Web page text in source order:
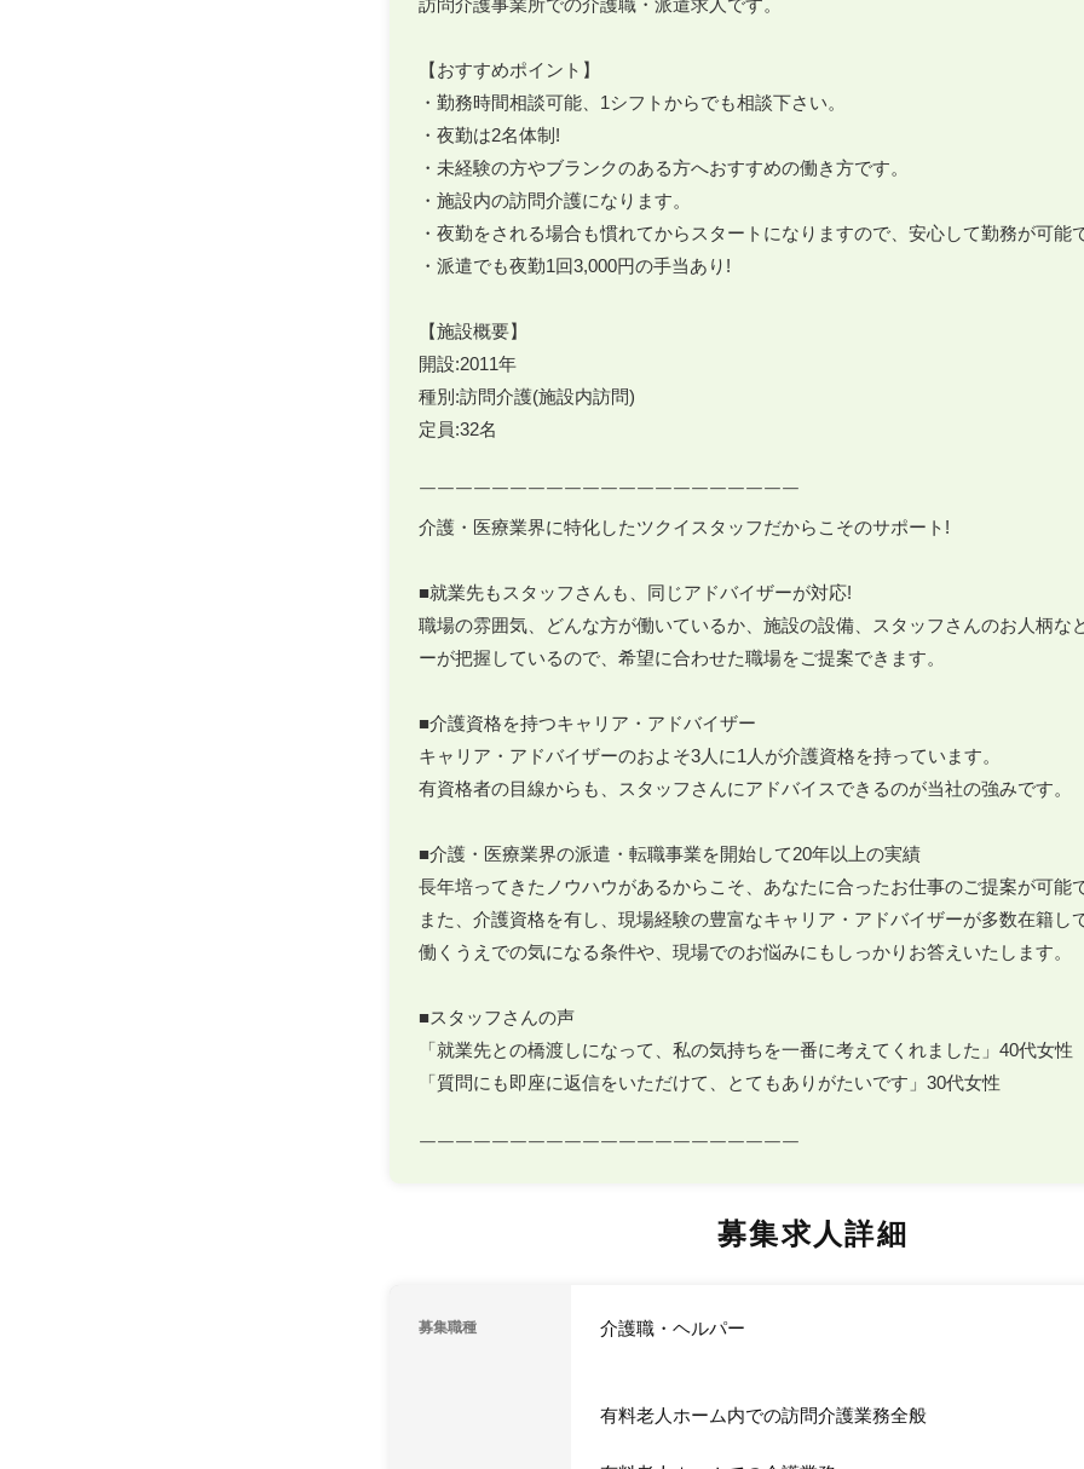
【おすすめポイント】
・勤務時間相談可能、1シフトからでも相談下さい。
・夜勤は2名体制!
・未経験の方やブランクのある方へおすすめの働き方です。
・施設内の訪問介護になります。
・夜勤をされる場合も慣れてからスタートになりますので、安心して勤務が可能
・派遣でも夜勤1回3,000円の手当あり!
【施設概要】
開設:2011年
種別:訪問介護(施設内訪問)
定員:32名
￣￣￣￣￣￣￣￣￣￣￣￣￣￣￣￣￣￣￣￣￣
介護・医療業界に特化したツクイスタッフだからこそのサポート!
■就業先もスタッフさんも、同じアドバイザーが対応!
職場の雰囲気、どんな方が働いているか、施設の設備、スタッフさんのお人柄な
ーが把握しているので、希望に合わせた職場をご提案できます。
■介護資格を持つキャリア・アドバイザー
キャリア・アドバイザーのおよそ3人に1人が介護資格を持っています。
有資格者の目線からも、スタッフさんにアドバイスできるのが当社の強みです。
■介護・医療業界の派遣・転職事業を開始して20年以上の実績
長年培ってきたノウハウがあるからこそ、あなたに合ったお仕事のご提案が可能
また、介護資格を有し、現場経験の豊富なキャリア・アドバイザーが多数在籍し
働くうえでの気になる条件や、現場でのお悩みにもしっかりお答えいたします。
■スタッフさんの声
「就業先との橋渡しになって、私の気持ちを一番に考えてくれました」40代女性
「質問にも即座に返信をいただけて、とてもありがたいです」30代女性
￣￣￣￣￣￣￣￣￣￣￣￣￣￣￣￣￣￣￣￣￣
募集求人詳細
募集職種 介護職・ヘルパー
有料老人ホーム内での訪問介護業務全般